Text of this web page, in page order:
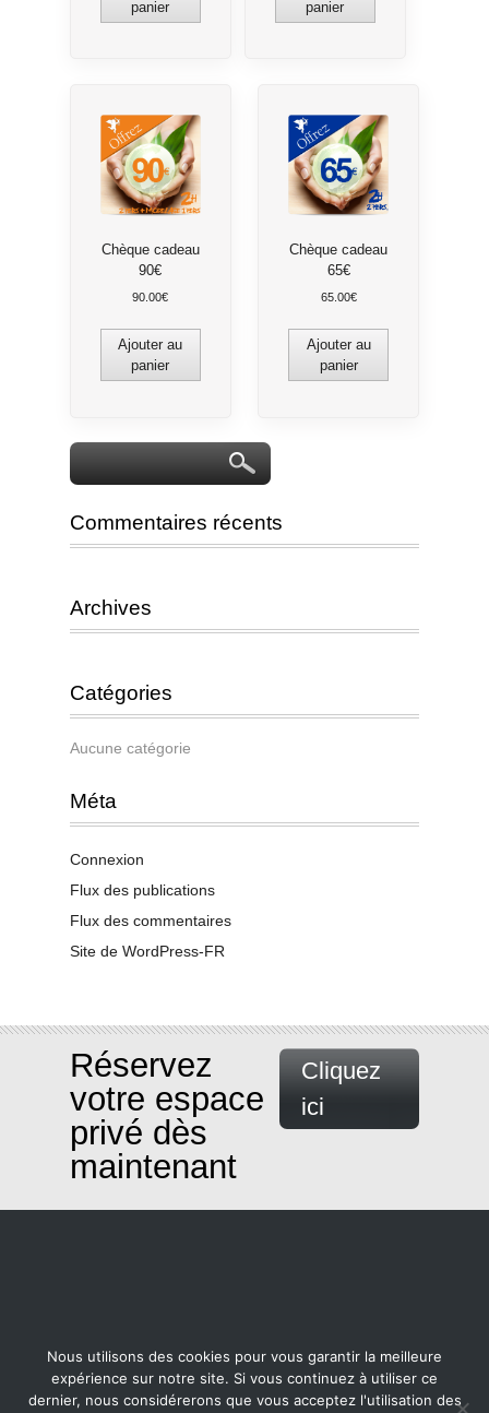
panier
panier
Chèque cadeau
90€
90.00€
Ajouter au
panier
Chèque cadeau
65€
65.00€
Ajouter au
panier
Commentaires récents
Archives
Catégories
Aucune catégorie
Méta
Connexion
Flux des publications
Flux des commentaires
Site de WordPress-FR
Réservez
votre espace
privé dès
maintenant
Cliquez
ici
Nous utilisons des cookies pour vous garantir la meilleure
expérience sur notre site. Si vous continuez à utiliser ce
dernier, nous considérerons que vous acceptez l'utilisation des